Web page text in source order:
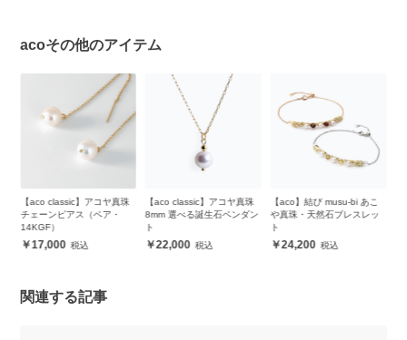
acoその他のアイテム
【aco classic】アコヤ真珠
チェーンピアス（ペア・
14KGF）
17,000
【aco classic】アコヤ真珠
8mm 選べる誕生石ペンダン
ト
22,000
【aco】結び musu-bi あこ
や真珠・天然石ブレスレッ
ト
24,200
関連する記事